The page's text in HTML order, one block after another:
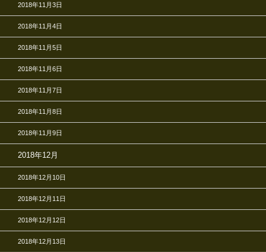
2018年11月3日
2018年11月4日
2018年11月5日
2018年11月6日
2018年11月7日
2018年11月8日
2018年11月9日
2018年12月
2018年12月10日
2018年12月11日
2018年12月12日
2018年12月13日